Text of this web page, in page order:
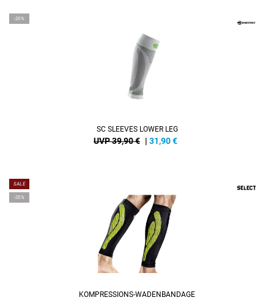
-20%
SC SLEEVES LOWER LEG
UVP 39,90 € | 31,90€
SALE
-35%
KOMPRESSIONS-WADENBANDAGE